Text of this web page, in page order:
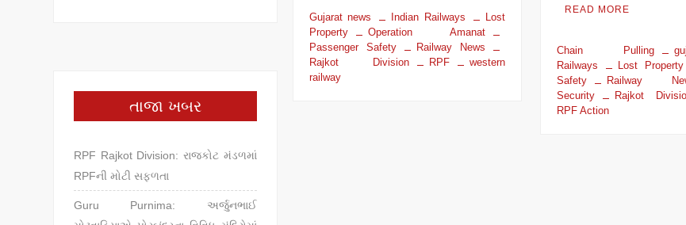
Gujarat news Indian Railways
Lost
Property
Operation Amanat
Passenger Safety
Railway News
Rajkot Division
RPF
western
railway
READ MORE
Chain Pulling
Railways
Lost Property
Safety
Railway
Security
Rajkot
RPF Action
તાજા ખબર
RPF Rajkot Division: રાજકોટ મંડળમાં
RPFની મોટી સફળતા
Guru Purnima: અર્જુનભાઈ